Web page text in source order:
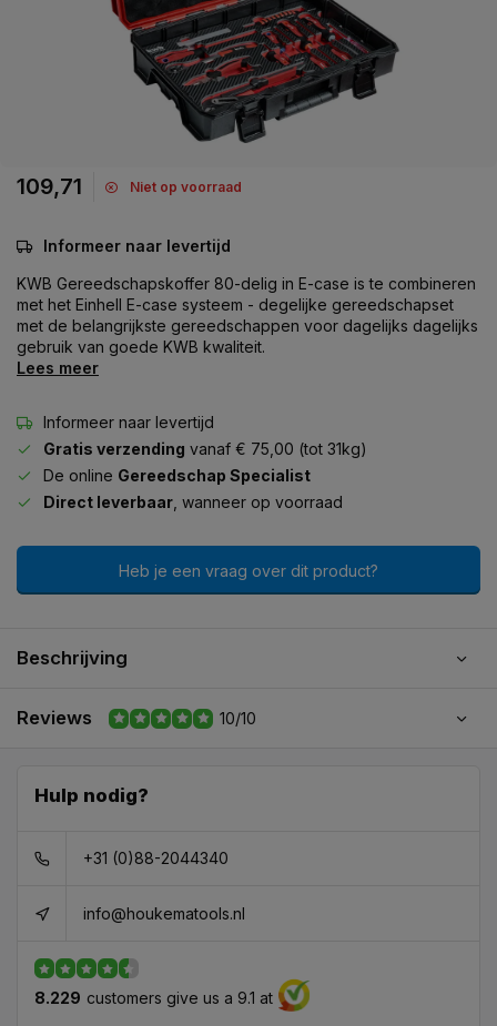
109,71 Niet op voorraad
Informeer naar levertijd
KWB Gereedschapskoffer 80-delig in E-case is te combineren
met het Einhell E-case systeem - degelijke gereedschapset
met de belangrijkste gereedschappen voor dagelijks dagelijks
gebruik van goede KWB kwaliteit.
Lees meer
Informeer naar levertijd
Gratis verzending vanaf € 75,00 (tot 31kg)
De online Gereedschap Specialist
Direct leverbaar , wanneer op voorraad
Heb je een vraag over dit product?
Beschrijving
Reviews 10/10
Hulp nodig?
+31 (0)88-2044340
info@houkematools.nl
8.229 customers give us a 9.1 at